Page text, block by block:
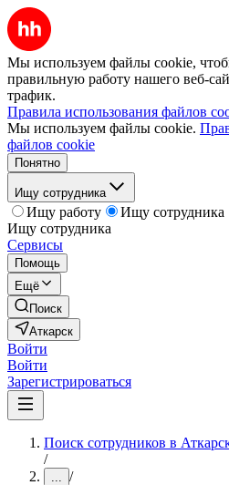
Мы используем файлы cookie,
правильную работу нашего веб-
трафик.
Правила использования файлов
Мы используем файлы cookie.
файлов cookie
Понятно
Ищу сотрудника
Ищу работу
Ищу сотрудника
Ищу сотрудника
Сервисы
Помощь
Ещё
Поиск
Аткарск
Войти
Войти
Зарегистрироваться
Поиск сотрудников в
/
... /